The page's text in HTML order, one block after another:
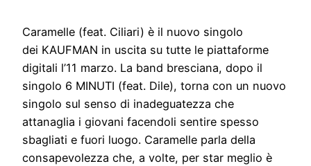
Caramelle (feat. Ciliari) è il nuovo singolo
dei KAUFMAN in uscita su tutte le piattaforme
digitali l’11 marzo. La band bresciana, dopo il
singolo 6 MINUTI (feat. Dile), torna con un nuovo
singolo sul senso di inadeguatezza che
attanaglia i giovani facendoli sentire spesso
sbagliati e fuori luogo. Caramelle parla della
consapevolezza che, a volte, per star meglio è